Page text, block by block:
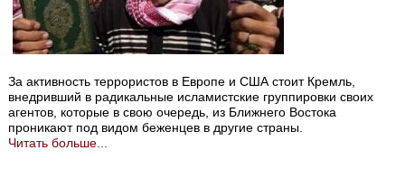
За активность террористов в Европе и США стоит Кремль,
внедривший в радикальные исламистские группировки своих
агентов, которые в свою очередь, из Ближнего Востока
проникают под видом беженцев в другие страны.
Читать больше...